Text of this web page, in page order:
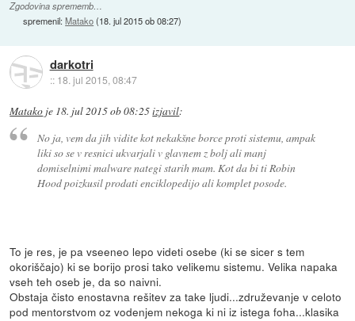
Zgodovina sprememb…
spremenil:Matako(18. jul 2015 ob 08:27)
darkotri
:: 18. jul 2015, 08:47
Matako je 18. jul 2015 ob 08:25izjavil:
No ja, vem da jih vidite kot nekakšne borce proti sistemu, ampak
liki so se v resnici ukvarjali v glavnem z bolj ali manj
domiselnimi malware nategi starih mam. Kot da bi ti Robin
Hood poizkusil prodati enciklopedijo ali komplet posode.
To je res, je pa vseeneo lepo videti osebe (ki se sicer s tem
okoriščajo) ki se borijo prosi tako velikemu sistemu. Velika napaka
vseh teh oseb je, da so naivni.
Obstaja čisto enostavna rešitev za take ljudi...združevanje v celoto
pod mentorstvom oz vodenjem nekoga ki ni iz istega foha...klasika